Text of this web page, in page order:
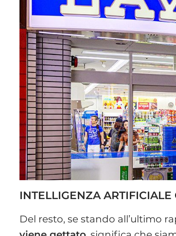
INTELLIGENZA ARTIFICIALE
Del resto, se stando all’ultimo